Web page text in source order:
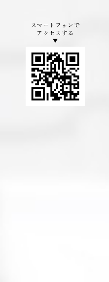
スマートフォンで
アクセスする